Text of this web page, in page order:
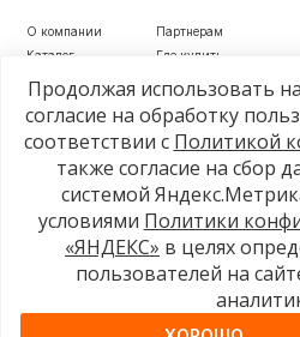
О компании
Каталог
Новости
Видеообзоры
Партнерам
Где купить
г. Рязань, ул. Маяковского, д. 1а, стр. 3
+7 4912 77-80-81
info@azard.ru
© 2026, Azard
Продолжая использовать
согласие на обработку
соответствии с Политикой
также согласие на сбор
системой
условиями Политики
«ЯНДЕКС» в целях
пользователей на